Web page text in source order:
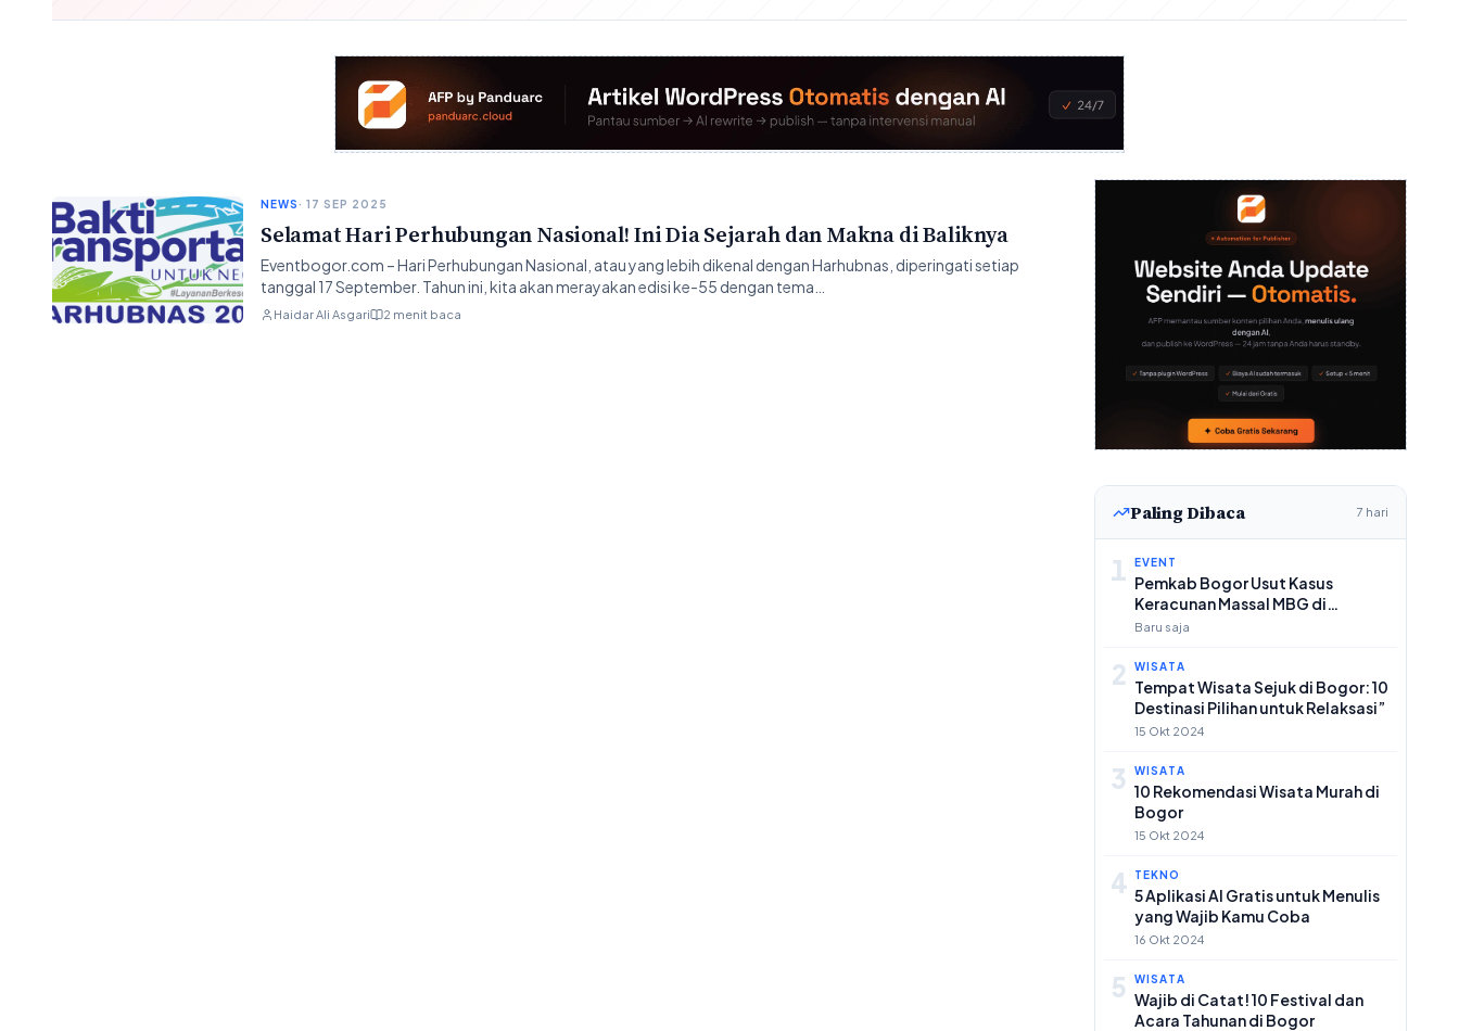
NEWS· 17 SEP 2025
Selamat Hari Perhubungan Nasional! Ini Dia Sejarah dan Makna di Baliknya
Eventbogor.com – Hari Perhubungan Nasional, atau yang lebih dikenal dengan Harhubnas, diperingati setiap
tanggal 17 September. Tahun ini, kita akan merayakan edisi ke-55 dengan tema…
Haidar Ali Asgari 2 menit baca
Paling Dibaca 7 hari
1 EVENT
Pemkab Bogor Usut Kasus
Keracunan Massal MBG di
Dramaga
Baru saja
2 WISATA
Tempat Wisata Sejuk di Bogor: 10
Destinasi Pilihan untuk Relaksasi”
15 Okt 2024
3 WISATA
10 Rekomendasi Wisata Murah di
Bogor
15 Okt 2024
4 TEKNO
5 Aplikasi AI Gratis untuk Menulis
yang Wajib Kamu Coba
16 Okt 2024
5 WISATA
Wajib di Catat! 10 Festival dan
Acara Tahunan di Bogor